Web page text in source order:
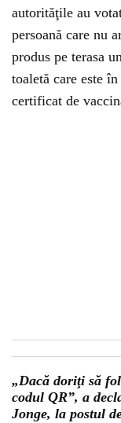
autorităţile au
persoană care nu
produs pe terasa
toaletă care este
certificat de
„Dacă doriţi să
codul QR”, a
Jonge, la postul